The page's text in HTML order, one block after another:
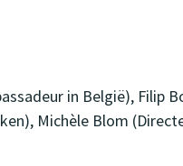
in België), Filip
Michèle Blom